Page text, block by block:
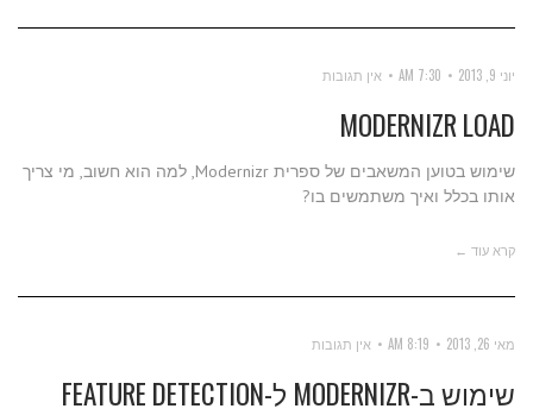
יוני 9, 2013 7:30 AM אין תגובות
MODERNIZR LOAD
שימוש בטוען המשאבים של ספרית Modernizr, למה הוא חשוב, מי צריך
אותו בכלל ואיך משתמשים בו?
קרא עוד ←
מאי 26, 2013 8:19 AM אין תגובות
שימוש ב-MODERNIZR ל-FEATURE DETECTION